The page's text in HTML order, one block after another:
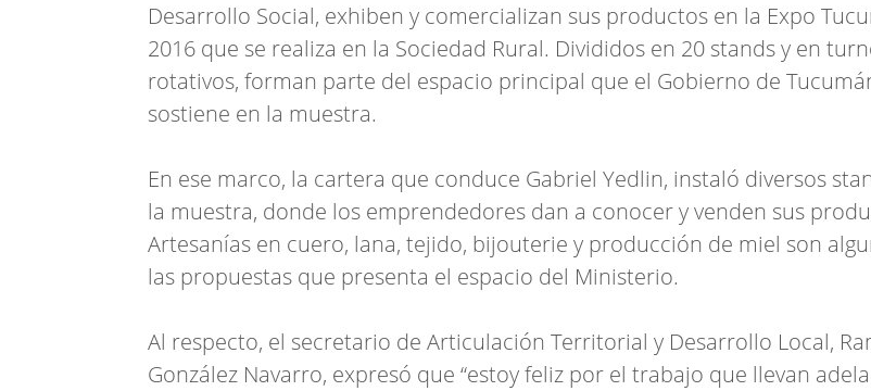
Desarrollo Social, exhiben y comercializan sus productos en la Expo
2016 que se realiza en la Sociedad Rural. Divididos en 20 stands y en
rotativos, forman parte del espacio principal que el Gobierno de
sostiene en la muestra.
En ese marco, la cartera que conduce Gabriel Yedlin, instaló diversos
la muestra, donde los emprendedores dan a conocer y venden sus
Artesanías en cuero, lana, tejido, bijouterie y producción de miel son
las propuestas que presenta el espacio del Ministerio.
Al respecto, el secretario de Articulación Territorial y Desarrollo Local,
González Navarro, expresó que “estoy feliz por el trabajo que llevan